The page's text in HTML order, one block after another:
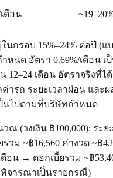
เดือน
ในกรอบ 15%–24% ต่อปี (แ
นด อัตรา 0.69%/เดือน เ
12–24 เดือน อัตราจริงที่
ารถ ระยะเวลาผ่อน และ
นไปตามที่บริษัทกำหนด
ณ (วงเงิน ฿100,000): ระย
วม ~฿16,560 ค่างวด ~฿
ดือน → ดอกเบี้ยรวม ~฿
พิจารณาเป็นรายกรณี)